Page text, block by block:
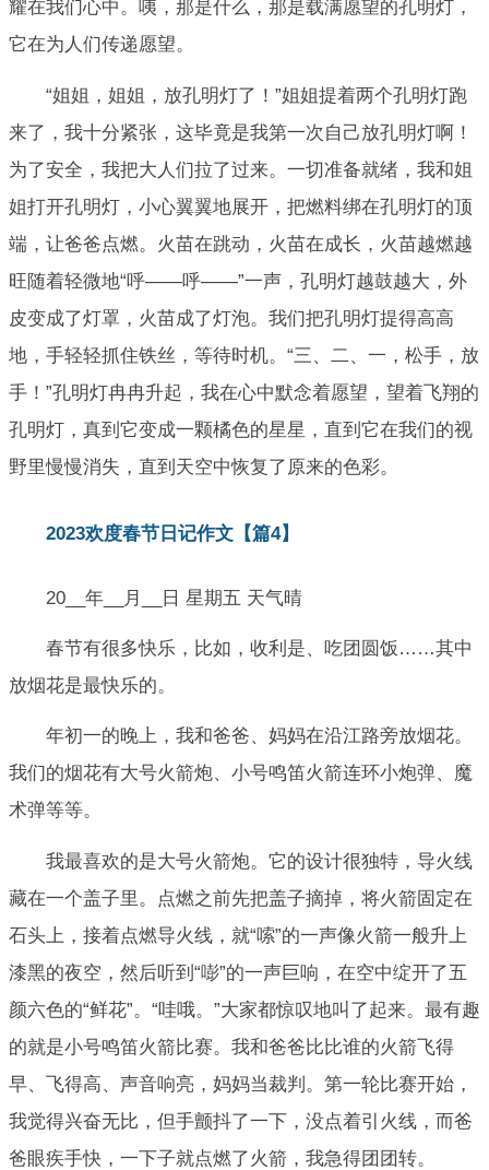
耀在我们心中。咦，那是什么，那是载满愿望的孔明灯，
它在为人们传递愿望。
“姐姐，姐姐，放孔明灯了！”姐姐提着两个孔明灯跑
来了，我十分紧张，这毕竟是我第一次自己放孔明灯啊！
为了安全，我把大人们拉了过来。一切准备就绪，我和姐
姐打开孔明灯，小心翼翼地展开，把燃料绑在孔明灯的顶
端，让爸爸点燃。火苗在跳动，火苗在成长，火苗越燃越
旺随着轻微地“呼——呼——”一声，孔明灯越鼓越大，外
皮变成了灯罩，火苗成了灯泡。我们把孔明灯提得高高
地，手轻轻抓住铁丝，等待时机。“三、二、一，松手，放
手！”孔明灯冉冉升起，我在心中默念着愿望，望着飞翔的
孔明灯，真到它变成一颗橘色的星星，直到它在我们的视
野里慢慢消失，直到天空中恢复了原来的色彩。
2023欢度春节日记作文【篇4】
20__年__月__日 星期五 天气晴
春节有很多快乐，比如，收利是、吃团圆饭……其中
放烟花是最快乐的。
年初一的晚上，我和爸爸、妈妈在沿江路旁放烟花。
我们的烟花有大号火箭炮、小号鸣笛火箭连环小炮弹、魔
术弹等等。
我最喜欢的是大号火箭炮。它的设计很独特，导火线
藏在一个盖子里。点燃之前先把盖子摘掉，将火箭固定在
石头上，接着点燃导火线，就“嗦”的一声像火箭一般升上
漆黑的夜空，然后听到“嘭”的一声巨响，在空中绽开了五
颜六色的“鲜花”。“哇哦。”大家都惊叹地叫了起来。最有趣
的就是小号鸣笛火箭比赛。我和爸爸比比谁的火箭飞得
早、飞得高、声音响亮，妈妈当裁判。第一轮比赛开始，
我觉得兴奋无比，但手颤抖了一下，没点着引火线，而爸
爸眼疾手快，一下子就点燃了火箭，我急得团团转。